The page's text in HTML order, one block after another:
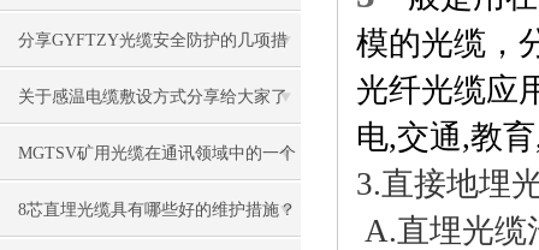
分享GYFTZY光缆安全防护的几项措
施
关于感温电缆敷设方式分享给大家了
解下
MGTSV矿用光缆在通讯领域中的一个
特殊应用
8芯直埋光缆具有哪些好的维护措施？
模的光缆，
光纤光缆应
电,交通,教
3.直接地埋
A.直埋光缆